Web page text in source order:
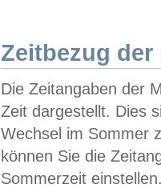
Zeitbezug der
Die Zeitangaben der
Zeit dargestellt. Dies
Wechsel im Sommer
können Sie die
Sommerzeit